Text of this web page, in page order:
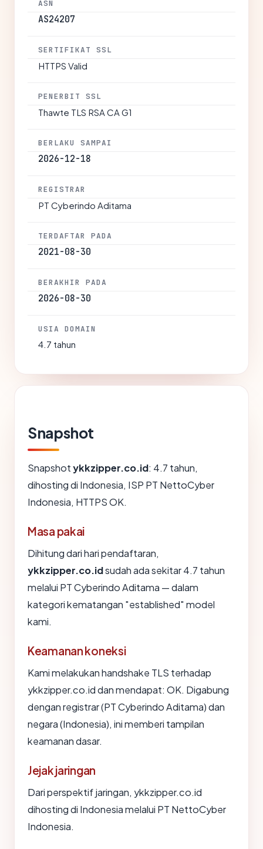
ASN
AS24207
SERTIFIKAT SSL
HTTPS Valid
PENERBIT SSL
Thawte TLS RSA CA G1
BERLAKU SAMPAI
2026-12-18
REGISTRAR
PT Cyberindo Aditama
TERDAFTAR PADA
2021-08-30
BERAKHIR PADA
2026-08-30
USIA DOMAIN
4.7 tahun
Snapshot
Snapshotykkzipper.co.id: 4.7 tahun,
dihosting di Indonesia, ISP PT NettoCyber
Indonesia, HTTPS OK.
Masa pakai
Dihitung dari hari pendaftaran,
ykkzipper.co.idsudah ada sekitar 4.7 tahun
melalui PT Cyberindo Aditama — dalam
kategori kematangan "established" model
kami.
Keamanan koneksi
Kami melakukan handshake TLS terhadap
ykkzipper.co.id dan mendapat: OK. Digabung
dengan registrar (PT Cyberindo Aditama) dan
negara (Indonesia), ini memberi tampilan
keamanan dasar.
Jejak jaringan
Dari perspektif jaringan, ykkzipper.co.id
dihosting di Indonesia melalui PT NettoCyber
Indonesia.